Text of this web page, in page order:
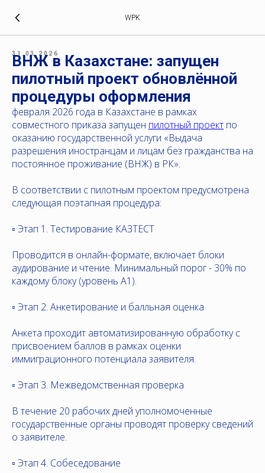
WPK
31.03.2026
ВНЖ в Казахстане: запущен
пилотный проект обновлённой
процедуры оформления
февраля 2026 года в Казахстане в рамках
совместного приказа запущен пилотный проект по
оказанию государственной услуги «Выдача
разрешения иностранцам и лицам без гражданства на
постоянное проживание (ВНЖ) в РК».
В соответствии с пилотным проектом предусмотрена
следующая поэтапная процедура:
▫️ Этап 1. Тестирование КАЗТЕСТ
Проводится в онлайн-формате, включает блоки
аудирование и чтение. Минимальный порог - 30% по
каждому блоку (уровень A1).
▫️ Этап 2. Анкетирование и балльная оценка
Анкета проходит автоматизированную обработку с
присвоением баллов в рамках оценки
иммиграционного потенциала заявителя.
▫️ Этап 3. Межведомственная проверка
В течение 20 рабочих дней уполномоченные
государственные органы проводят проверку сведений
о заявителе.
▫️ Этап 4. Собеседование